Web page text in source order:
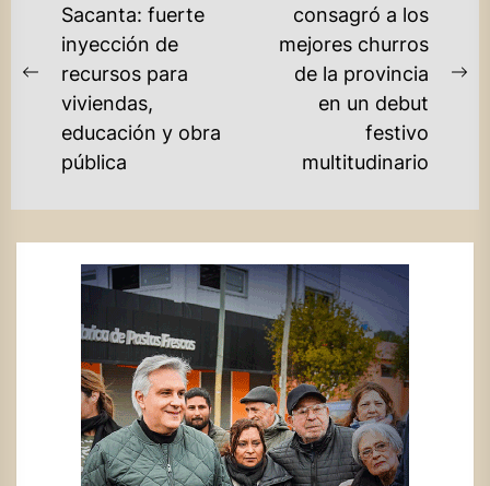
ENTRADAS
Previous
post:
Sacanta: fuerte
inyección de
recursos para
viviendas,
educación y obra
pública
consagró a los
mejores churros
de la provincia
en un debut
festivo
multitudinario